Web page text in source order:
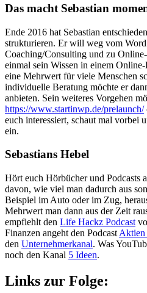
Das macht Sebastian
Ende 2016 hat Sebastian
strukturieren. Er will weg vom
Coaching/Consulting und zu
einmal sein Wissen in einem
eine Mehrwert für viele Menschen
individuelle Beratung möchte er
anbieten. Sein weiteres Vorgehen
https://www.startinwp.de/prelaunch/
euch interessiert, schaut mal vorbei
ein.
Sebastians Hebel
Hört euch Hörbücher und Podcasts
davon, wie viel man dadurch aus
Beispiel im Auto oder im Zug,
Mehrwert man dann aus der Zeit
empfiehlt den Life Hackz Podcast
Finanzen angeht den Podcast
den Unternehmerkanal. Was
noch den Kanal 5 Ideen.
Links zur Folge: